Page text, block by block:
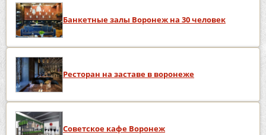
Банкетные залы Воронеж на 30 человек
Ресторан на заставе в воронеже
Советское кафе Воронеж